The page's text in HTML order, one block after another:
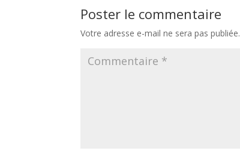
Poster le commentaire
Votre adresse e-mail ne sera pas publiée.